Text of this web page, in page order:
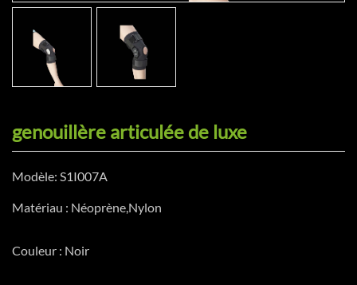
genouillère articulée de luxe
Modèle: S1I007A
Matériau : Néoprène,Nylon
Couleur : Noir